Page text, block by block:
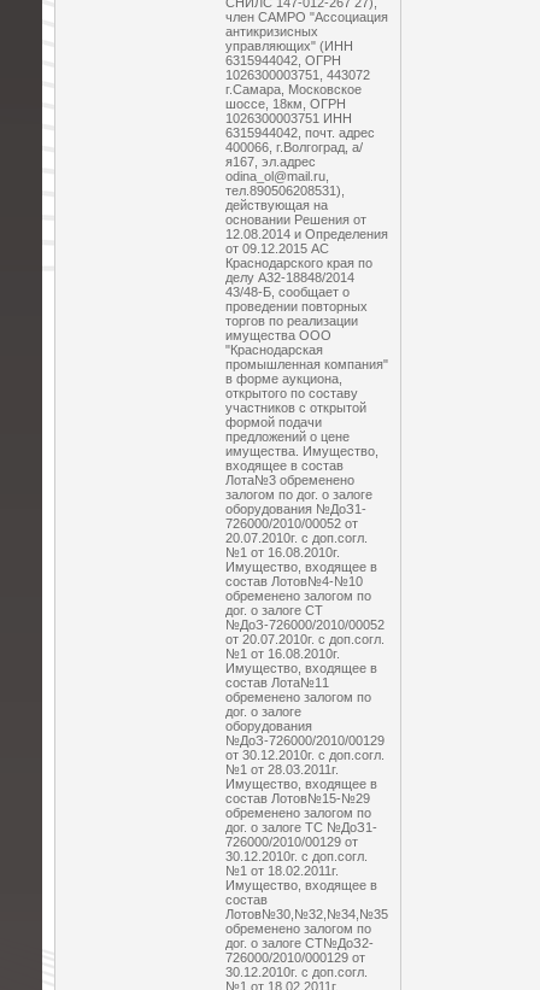
член САМРО "Ассоциация
антикризисных
управляющих" (ИНН
6315944042, ОГРН
1026300003751, 443072
г.Самара, Московское
шоссе, 18км, ОГРН
1026300003751 ИНН
6315944042, почт. адрес
400066, г.Волгоград, а/
я167, эл.адрес
odina_ol@mail.ru,
тел.890506208531),
действующая на
основании Решения от
12.08.2014 и Определения
от 09.12.2015 АС
Краснодарского края по
делу А32-18848/2014
43/48-Б, сообщает о
проведении повторных
торгов по реализации
имущества ООО
"Краснодарская
промышленная компания"
в форме аукциона,
открытого по составу
участников с открытой
формой подачи
предложений о цене
имущества. Имущество,
входящее в состав
Лота№3 обременено
залогом по дог. о залоге
оборудования №ДоЗ1-
726000/2010/00052 от
20.07.2010г. с доп.согл.
№1 от 16.08.2010г.
Имущество, входящее в
состав Лотов№4-№10
обременено залогом по
дог. о залоге СТ
№ДоЗ-726000/2010/00052
от 20.07.2010г. с доп.согл.
№1 от 16.08.2010г.
Имущество, входящее в
состав Лота№11
обременено залогом по
дог. о залоге
оборудования
№ДоЗ-726000/2010/00129
от 30.12.2010г. с доп.согл.
№1 от 28.03.2011г.
Имущество, входящее в
состав Лотов№15-№29
обременено залогом по
дог. о залоге ТС №ДоЗ1-
726000/2010/00129 от
30.12.2010г. с доп.согл.
№1 от 18.02.2011г.
Имущество, входящее в
состав
Лотов№30,№32,№34,№35
обременено залогом по
дог. о залоге СТ№ДоЗ2-
726000/2010/000129 от
30.12.2010г. с доп.согл.
№1 от 18.02.2011г.